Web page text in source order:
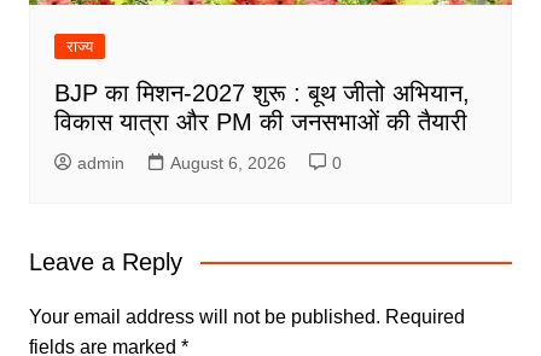
राज्य
BJP का मिशन-2027 शुरू : बूथ जीतो अभियान,
विकास यात्रा और PM की जनसभाओं की तैयारी
admin August 6, 2026 0
Leave a Reply
Your email address will not be published. Required
fields are marked *